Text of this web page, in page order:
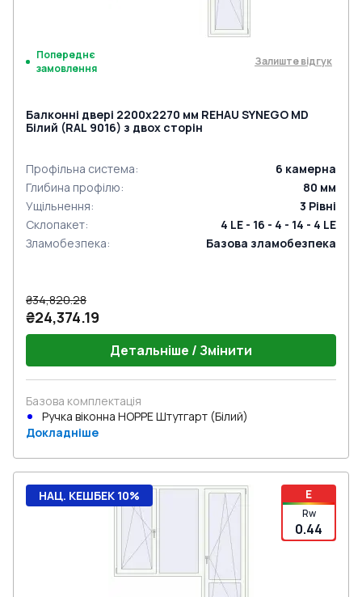
Попереднє
замовлення
Залиште відгук
Балконні двері 2200x2270 мм REHAU SYNEGO MD
Білий (RAL 9016) з двох сторін
Профільна система: 6 камерна
Глибина профілю: 80 мм
Ущільнення: 3 Рівні
Склопакет:
4 LE - 16 - 4 - 14 - 4 LE
Зламобезпека: Базова зламобезпека
₴34,820.28
₴24,374.19
Детальніше / Змінити
Базова комплектація
Ручка віконна HOPPE Штутгарт (Білий)
Докладніше
E
Rw
0.44
НАЦ. КЕШБЕК 10%